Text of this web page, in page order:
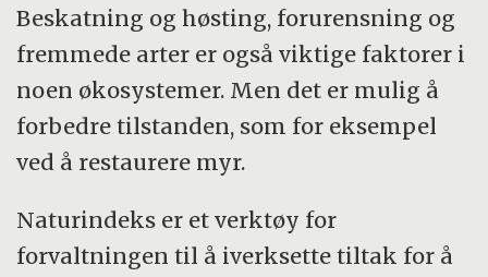
Beskatning og høsting, forurensning og
fremmede arter er også viktige faktorer i
noen økosystemer. Men det er mulig å
forbedre tilstanden, som for eksempel
ved å restaurere myr.
Naturindeks er et verktøy for
forvaltningen til å iverksette tiltak for å